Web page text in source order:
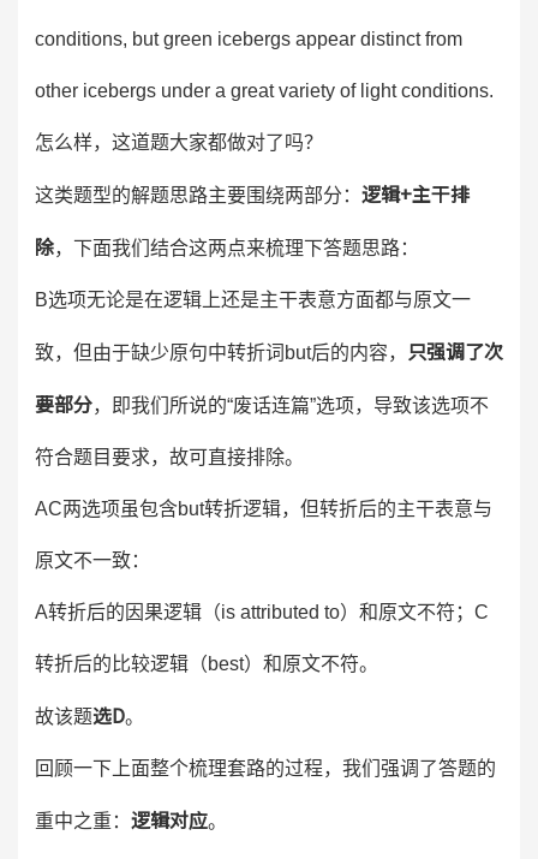
conditions, but green icebergs appear distinct from
other icebergs under a great variety of light conditions.
怎么样，这道题大家都做对了吗？
这类题型的解题思路主要围绕两部分： 逻辑+主干排
除，下面我们结合这两点来梳理下答题思路：
B选项无论是在逻辑上还是主干表意方面都与原文一
致，但由于缺少原句中转折词but后的内容， 只强调了次
要部分，即我们所说的“废话连篇”选项，导致该选项不
符合题目要求，故可直接排除。
AC两选项虽包含but转折逻辑，但转折后的主干表意与
原文不一致：
A转折后的因果逻辑（is attributed to）和原文不符；C
转折后的比较逻辑（best）和原文不符。
故该题选D。
回顾一下上面整个梳理套路的过程，我们强调了答题的
重中之重： 逻辑对应。